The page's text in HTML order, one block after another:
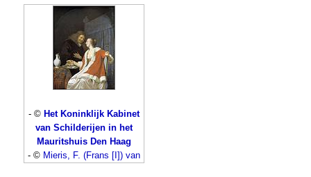
- © Het Koninklijk Kabinet
van Schilderijen in het
Mauritshuis Den Haag
- © Mieris, F. (Frans [I]) van